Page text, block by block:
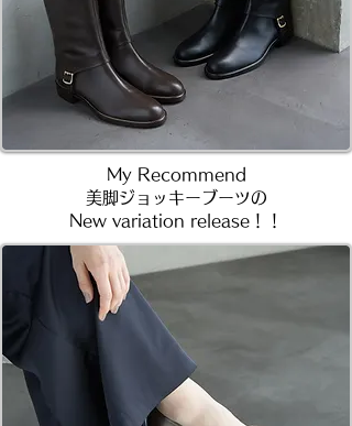
​My Recommend
美脚ジョッキーブーツの
​New variation release！！